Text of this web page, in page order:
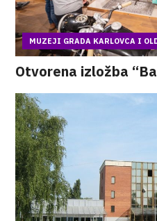
MUZEJI GRADA KARLOVCA I
Otvorena izložba